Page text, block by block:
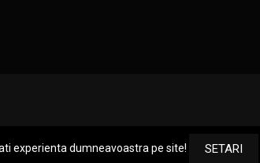
experienta dumneavoastra pe site! SETARI